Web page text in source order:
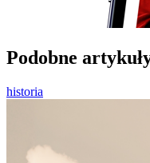
Podobne
historia